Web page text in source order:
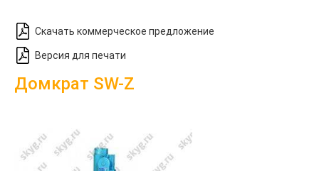
Скачать коммерческое предложение
Версия для печати
Домкрат SW-Z